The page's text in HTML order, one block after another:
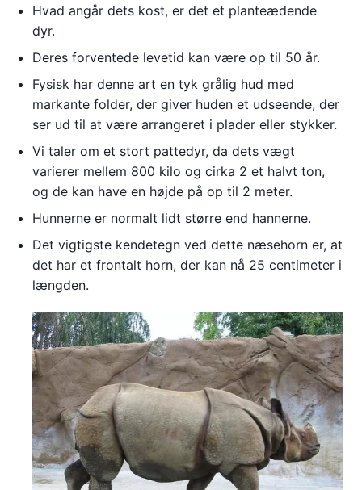
Hvad angår dets kost, er det et planteædende
dyr.
Deres forventede levetid kan være op til 50 år.
Fysisk har denne art en tyk grålig hud med
markante folder, der giver huden et udseende, der
ser ud til at være arrangeret i plader eller stykker.
Vi taler om et stort pattedyr, da dets vægt
varierer mellem 800 kilo og cirka 2 et halvt ton,
og de kan have en højde på op til 2 meter.
Hunnerne er normalt lidt større end hannerne.
Det vigtigste kendetegn ved dette næsehorn er, at
det har et frontalt horn, der kan nå 25 centimeter i
længden.